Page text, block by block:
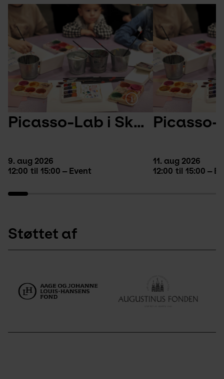
Picasso-Lab i Skulpturparken
9. aug 2026
12:00 til 15:00 Event
11. aug 2026
12:00 til 15:00
Støttet af